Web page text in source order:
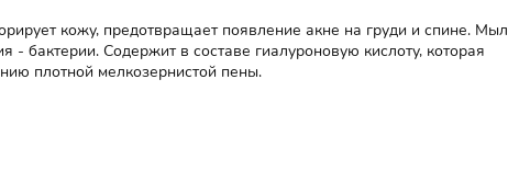
кожу, предотвращает появление акне на груди и спине.
- бактерии. Содержит в составе гиалуроновую кислоту, которая
плотной мелкозернистой пены.